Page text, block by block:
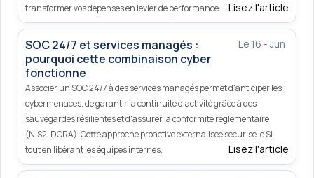
transformer vos dépenses en levier de performance.
Lisez l'article
Le 16 - Jun
SOC 24/7 et services managés :
pourquoi cette combinaison cyber
fonctionne
Associer un SOC 24/7 à des services managés permet d'anticiper les
cybermenaces, de garantir la continuité d'activité grâce à des
sauvegardes résilientes et d'assurer la conformité réglementaire
(NIS2, DORA). Cette approche proactive externalisée sécurise le SI
tout en libérant les équipes internes.
Lisez l'article